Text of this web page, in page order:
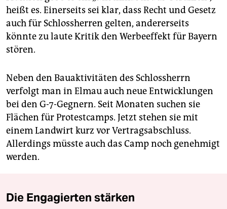
heißt es. Einerseits sei klar, dass Recht und Gesetz
auch für Schlossherren gelten, andererseits
könnte zu laute Kritik den Werbeeffekt für Bayern
stören.
Neben den Bauaktivitäten des Schlossherrn
verfolgt man in Elmau auch neue Entwicklungen
bei den G-7-Gegnern. Seit Monaten suchen sie
Flächen für Protestcamps. Jetzt stehen sie mit
einem Landwirt kurz vor Vertragsabschluss.
Allerdings müsste auch das Camp noch genehmigt
werden.
Die Engagierten stärken